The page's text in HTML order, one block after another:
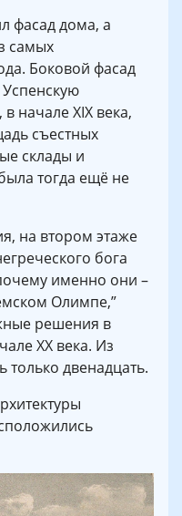
фасад дома, а
самых
Боковой фасад
начале XIX века,
съестных
склады и
тогда ещё не
на втором этаже
бога
именно они –
Олимпе,”
решения в
XX века. Из
только двенадцать.